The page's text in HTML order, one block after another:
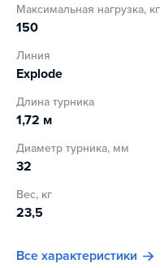
Максимальная нагрузка, кг
150
Линия
Explode
Длина турника
1,72 м
Диаметр турника, мм
32
Вес, кг
23,5
Все характеристики